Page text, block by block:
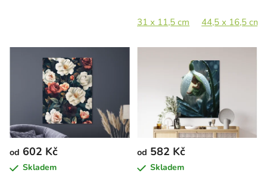
31 x 11,5 cm 44,5 x 16,5 cm
od 602 Kč
Skladem
od 582 Kč
Skladem